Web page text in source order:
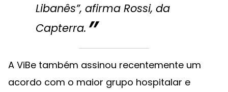
Libanês”, afirma Rossi, da
Capterra.
A ViBe também assinou recentemente um
acordo com o maior grupo hospitalar e